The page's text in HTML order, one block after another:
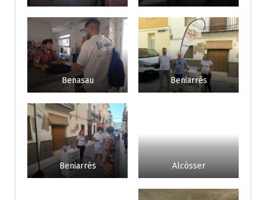
Benasau Beniarrés
Beniarrés Alcòsser